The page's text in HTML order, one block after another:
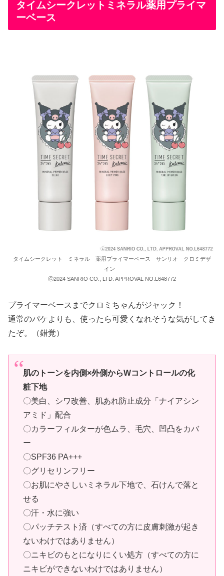
タイムシークレットミネラル薬用プライマ
ーベース
タイムシークレット ミネラル 薬用プライマーベース サンリオ クロミデザ
イン
ⓒ2024 SANRIO CO., LTD. APPROVAL NO.L648772
プライマーベースまでクロミちゃんがジャック！
通常のパケよりも、使ったら可愛くなれそうな気がしてき
たぞ。（錯覚）
肌のトーンを内側×外側からWコントロールの化
粧下地
〇美白、シワ改善、肌あれ防止成分「ナイアシン
アミド」配合
〇カラーフィルターが色ムラ、毛穴、凹凸をカバ
ー
〇SPF36 PA+++
〇グリセリンフリー
〇お肌にやさしいミネラル下地で、石けんで落と
せる
〇汗・水に強い
〇パッチテスト済（すべての方に皮膚刺激が起き
ないわけではありません）
〇ニキビのもとになりにくい処方（すべての方に
ニキビができないわけではありません）